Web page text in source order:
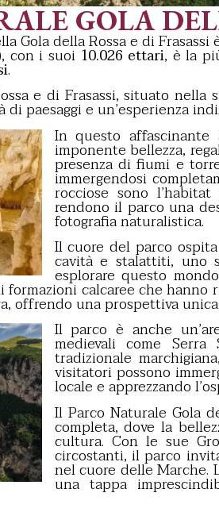
GOLA
Gola della Rossa e di Frasassi
con i suoi 10.026 ettari, è la
.
e di Frasassi, situato
paesaggi e un’esperienza
In questo
imponente bellezza,
presenza di fiumi e
immergendosi
rocciose sono
rendono il parco una
fotografia naturalistica.
Il cuore del parco
cavità e stalattiti, uno
esplorare questo
calcaree che
offrendo una prospettiva
Il parco è anche
medievali come
tradizionale
visitatori possono
locale e apprezzando
Il Parco Naturale Gola
completa, dove la
cultura. Con le sue
circostanti, il parco
nel cuore delle Marche.
una tappa